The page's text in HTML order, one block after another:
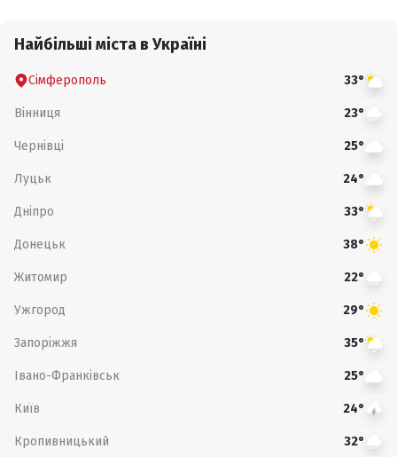
Найбільші міста в Україні
Сімферополь 33°
Вінниця 23°
Чернівці 25°
Луцьк 24°
Дніпро 33°
Донецьк 38°
Житомир 22°
Ужгород 29°
Запоріжжя 35°
Івано-Франківськ 25°
Київ 24°
Кропивницький 32°